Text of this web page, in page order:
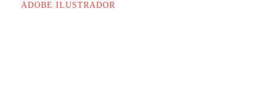
ADOBE ILUSTRADOR